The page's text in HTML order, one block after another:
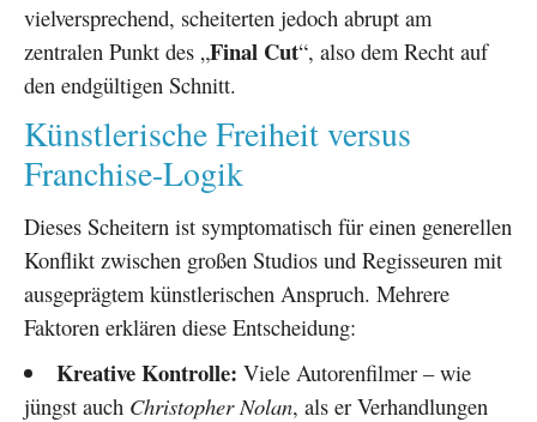
vielversprechend, scheiterten jedoch abrupt am
zentralen Punkt des „Final Cut“, also dem Recht auf
den endgültigen Schnitt.
Künstlerische Freiheit versus
Franchise-Logik
Dieses Scheitern ist symptomatisch für einen generellen
Konflikt zwischen großen Studios und Regisseuren mit
ausgeprägtem künstlerischen Anspruch. Mehrere
Faktoren erklären diese Entscheidung:
Kreative Kontrolle: Viele Autorenfilmer – wie
jüngst auch Christopher Nolan, als er Verhandlungen